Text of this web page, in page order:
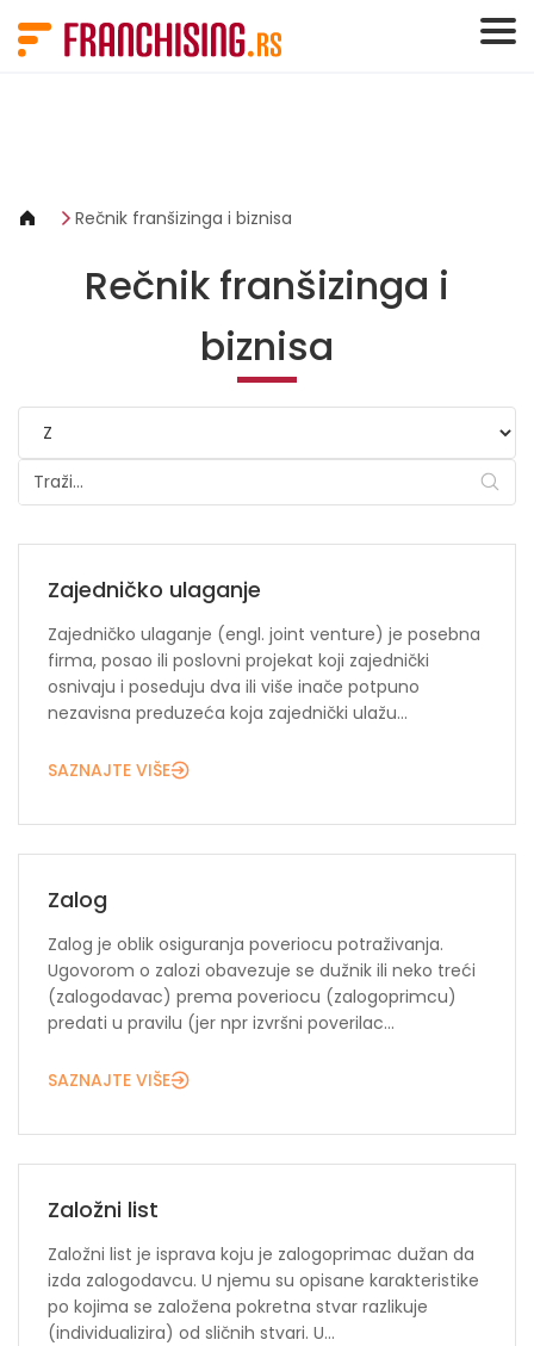
Rečnik franšizinga i biznisa
Rečnik franšizinga i
biznisa
Zajedničko ulaganje
Zajedničko ulaganje (engl. joint venture) je posebna
firma, posao ili poslovni projekat koji zajednički
osnivaju i poseduju dva ili više inače potpuno
nezavisna preduzeća koja zajednički ulažu...
SAZNAJTE VIŠE
Zalog
Zalog je oblik osiguranja poveriocu potraživanja.
Ugovorom o zalozi obavezuje se dužnik ili neko treći
(zalogodavac) prema poveriocu (zalogoprimcu)
predati u pravilu (jer npr izvršni poverilac...
SAZNAJTE VIŠE
Založni list
Založni list je isprava koju je zalogoprimac dužan da
izda zalogodavcu. U njemu su opisane karakteristike
po kojima se založena pokretna stvar razlikuje
(individualizira) od sličnih stvari. U...